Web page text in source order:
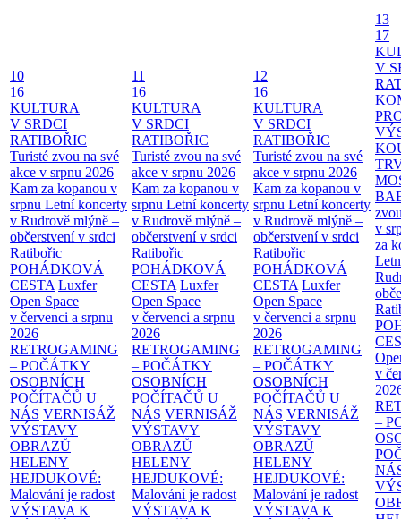
10
16
KULTURA
V SRDCI
RATIBOŘIC
Turisté zvou na své
akce v srpnu 2026
Kam za kopanou v
srpnu Letní koncerty
v Rudrově mlýně –
občerstvení v srdci
Ratibořic
POHÁDKOVÁ
CESTA Luxfer
Open Space
v červenci a srpnu
2026
RETROGAMING
– POČÁTKY
OSOBNÍCH
POČÍTAČŮ U
NÁS VERNISÁŽ
VÝSTAVY
OBRAZŮ
HELENY
HEJDUKOVÉ:
Malování je radost
VÝSTAVA K
11
16
KULTURA
V SRDCI
RATIBOŘIC
Turisté zvou na své
akce v srpnu 2026
Kam za kopanou v
srpnu Letní koncerty
v Rudrově mlýně –
občerstvení v srdci
Ratibořic
POHÁDKOVÁ
CESTA Luxfer
Open Space
v červenci a srpnu
2026
RETROGAMING
– POČÁTKY
OSOBNÍCH
POČÍTAČŮ U
NÁS VERNISÁŽ
VÝSTAVY
OBRAZŮ
HELENY
HEJDUKOVÉ:
Malování je radost
VÝSTAVA K
12
16
KULTURA
V SRDCI
RATIBOŘIC
Turisté zvou na své
akce v srpnu 2026
Kam za kopanou v
srpnu Letní koncerty
v Rudrově mlýně –
občerstvení v srdci
Ratibořic
POHÁDKOVÁ
CESTA Luxfer
Open Space
v červenci a srpnu
2026
RETROGAMING
– POČÁTKY
OSOBNÍCH
POČÍTAČŮ U
NÁS VERNISÁŽ
VÝSTAVY
OBRAZŮ
HELENY
HEJDUKOVÉ:
Malování je radost
VÝSTAVA K
13
17
V
v
za
v
–